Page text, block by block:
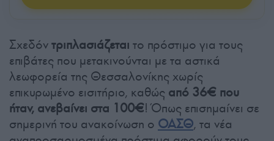
Σχεδόντριπλασιάζεται το πρόστιμο για τους
επιβάτες που μετακινούνται με τα αστικά
λεωφορεία της Θεσσαλονίκης χωρίς
επικυρωμένο εισιτήριο, καθώς από 36€ που
ήταν, ανεβαίνει στα 100€! Όπως επισημαίνει σε
σημερινή του ανακοίνωση ο ΟΑΣΘ, τα νέα